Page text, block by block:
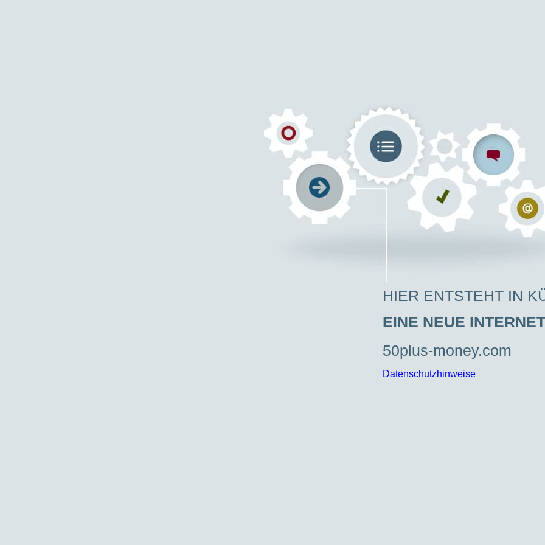
HIER ENTSTEHT IN
EINE NEUE
50plus-money.com
Datenschutzhinweise